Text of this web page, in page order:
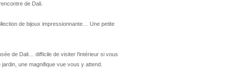
de Dali.
de bijoux impressionnante… Une petite
de Dali… difficile de visiter l'intérieur si vous
une magnifique vue vous y attend.